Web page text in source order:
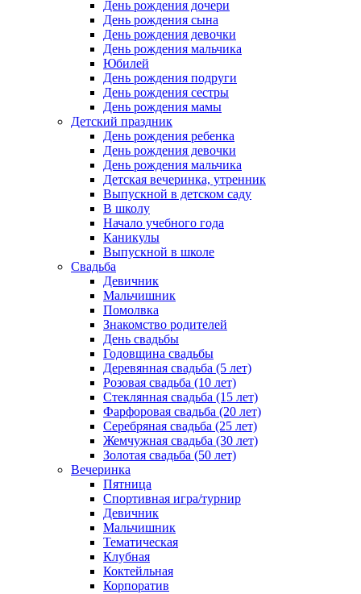
День рождения дочери
День рождения сына
День рождения девочки
День рождения мальчика
Юбилей
День рождения подруги
День рождения сестры
День рождения мамы
Детский праздник
День рождения ребенка
День рождения девочки
День рождения мальчика
Детская вечеринка, утренник
Выпускной в детском саду
В школу
Начало учебного года
Каникулы
Выпускной в школе
Свадьба
Девичник
Мальчишник
Помолвка
Знакомство родителей
День свадьбы
Годовщина свадьбы
Деревянная свадьба (5 лет)
Розовая свадьба (10 лет)
Стеклянная свадьба (15 лет)
Фарфоровая свадьба (20 лет)
Серебряная свадьба (25 лет)
Жемчужная свадьба (30 лет)
Золотая свадьба (50 лет)
Вечеринка
Пятница
Спортивная игра/турнир
Девичник
Мальчишник
Тематическая
Клубная
Коктейльная
Корпоратив